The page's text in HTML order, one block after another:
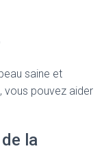
saine et
vous pouvez aider
la